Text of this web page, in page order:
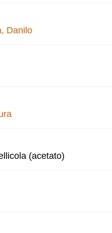
Danilo
(acetato)